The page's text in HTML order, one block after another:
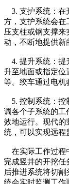
方，支护系统会在
压支柱或钢支撑来
动，不断地提供新
升至地面或指定
等。绞车通过电机
调各个子系统的工
效地运行。现代的
统，可以实现远程
完成竖井的开挖任
后推进系统将切